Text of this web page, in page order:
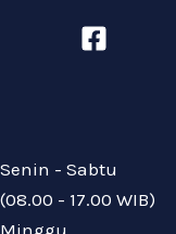
Senin - Sabtu
(08.00 - 17.00 WIB)